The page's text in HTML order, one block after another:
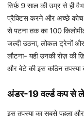
सिर्फ़ 9 साल की उम्र से ही
प्रैक्टिस करने और अच्छे कोच
से पटना तक का 100
जल्दी उठना, लोकल ट्रेनों
लौटना- यही उनकी रोज़ की
और बेटे की इस कठिन तपस्या
अंडर-19 वर्ल्ड कप से
इस तपस्या का सबसे पहला